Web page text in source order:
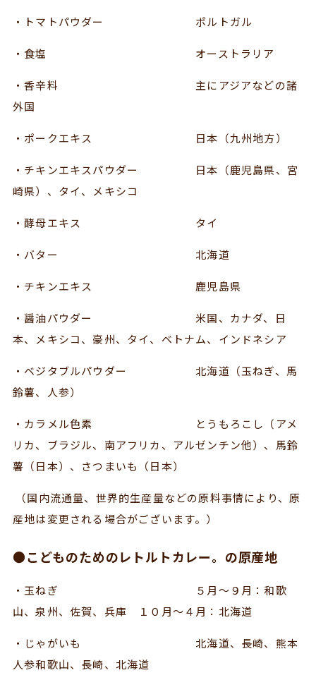
・トマトパウダー ポルトガル
・食塩 オーストラリア
・香辛料 主にアジアなどの諸
外国
・ポークエキス 日本（九州地方）
・チキンエキスパウダー 日本（鹿児島県、宮
崎県）、タイ、メキシコ
・酵母エキス タイ
・バター 北海道
・チキンエキス 鹿児島県
・醤油パウダー 米国、カナダ、日
本、メキシコ、豪州、タイ、ベトナム、インドネシア
・ベジタブルパウダー 北海道（玉ねぎ、馬
鈴薯、人参）
・カラメル色素 とうもろこし（アメ
リカ、ブラジル、南アフリカ、アルゼンチン他）、馬鈴
薯（日本）、さつまいも（日本）
（国内流通量、世界的生産量などの原料事情により、原
産地は変更される場合がございます。）
●こどものためのレトルトカレー。の原産地
・玉ねぎ ５月～９月：和歌
山、泉州、佐賀、兵庫 １０月～４月：北海道
・じゃがいも 北海道、長崎、熊本
人参和歌山、長崎、北海道